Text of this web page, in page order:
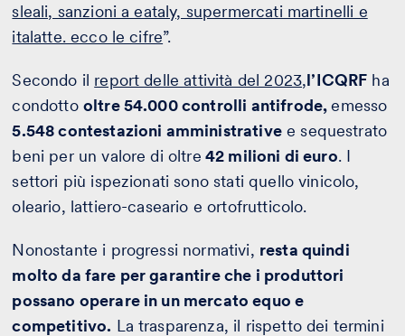
sleali, sanzioni a eataly, supermercati martinelli e
italatte. ecco le cifre”.
Secondo il report delle attività del 2023,l’ICQRF ha
condotto oltre 54.000 controlli antifrode,emesso
5.548 contestazioni amministrativee sequestrato
beni per un valore di oltre 42 milioni di euro. I
settori più ispezionati sono stati quello vinicolo,
oleario, lattiero-caseario e ortofrutticolo.
Nonostante i progressi normativi, resta quindi
molto da fare per garantire che i produttori
possano operare in un mercato equo e
competitivo. La trasparenza, il rispetto dei termini